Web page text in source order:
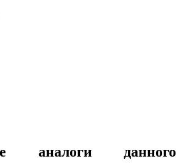
аналоги данного